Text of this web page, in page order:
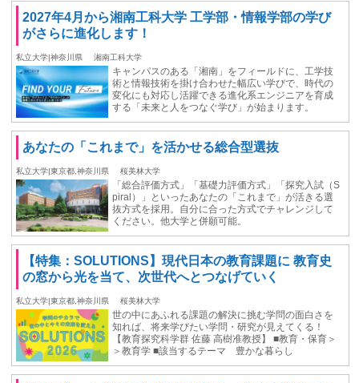
2027年4月から湘南工科大学 工学部・情報学部の学び
がさらに進化します！
私立大学|神奈川県 湘南工科大学
キャンパスのある「湘南」をフィールドに、工学技
術と情報技術を掛け合わせた幅広い学びで、時代の
変化にも対応し活躍できる進化系エンジニアを育成
する「未来と人をつなぐ学び」が始まります。
あなたの「これまで」を活かせる総合型選抜
私立大学|東京都,神奈川県 桜美林大学
「総合評価方式」「基礎力評価方式」「探究入試（S
piral）」といったあなたの「これまで」が活きる選
抜方式を採用。自分に合った方式でチャレンジして
ください。他大学と併願可能。
【特集：SOLUTIONS】現代日本の教育課題に 教育史
の窓から光を当て、次世代へとつなげていく
私立大学|東京都,神奈川県 桜美林大学
世の中にあふれる課題の解決に挑む学問の面白さを
知れば、将来学びたい学問・研究が見えてくる！
【教育探究科学群 佐藤 高樹准教授】 ■教育・保育＞
＞教育学 ■該当するテーマ 豊かな暮らし